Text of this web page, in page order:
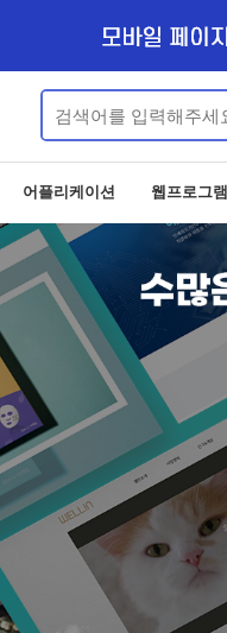
어플리케이션 웹프로그램